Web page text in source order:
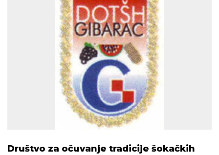
Društvo za očuvanje tradicije šokačkih